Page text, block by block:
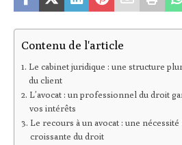
Contenu de l'article
Le cabinet juridique : une structure
du client
L’avocat : un professionnel du droit
vos intérêts
Le recours à un avocat : une
croissante du droit